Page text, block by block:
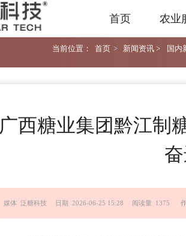
首页 农业
当前位置： 首页 > 新闻资讯 > 国内
广西糖业集团黔江制
媒体 泛糖科技 日期 2026-06-25 15:28 阅读量 1375